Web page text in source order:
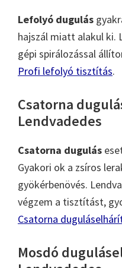
Lefolyó dugulás
hajszál miatt alakul ki.
gépi spirálozással
Profi lefolyó tisztítás.
Csatorna
Lendvadedes
Csatorna dugulás
Gyakori ok a zsíros
gyökérbenövés.
végzem a tisztítást,
Csatorna
Mosdó